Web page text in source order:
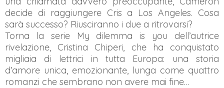
decide di raggiungere Cris a Los Angeles. Cosa
sarà successo? Riusciranno i due a ritrovarsi?
Torna la serie My dilemma is you dell’autrice
rivelazione, Cristina Chiperi, che ha conquistato
migliaia di lettrici in tutta Europa: una storia
d’amore unica, emozionante, lunga come quattro
romanzi che sembrano non avere mai fine…